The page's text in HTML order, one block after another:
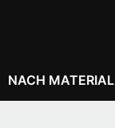
NACH MATERIAL